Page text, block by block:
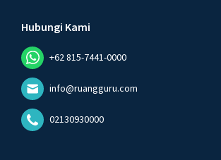
Hubungi Kami
+62 815-7441-0000
info@ruangguru.com
02130930000